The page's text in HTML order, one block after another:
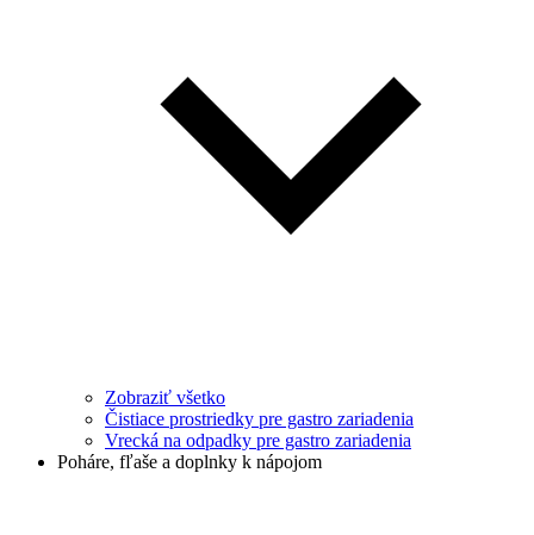
Zobraziť všetko
Čistiace prostriedky pre gastro zariadenia
Vrecká na odpadky pre gastro zariadenia
Poháre, fľaše a doplnky k nápojom